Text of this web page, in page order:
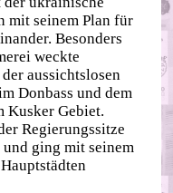
mit seinem Plan für
Besonders
weckte
aussichtslosen
Donbass und dem
Kusker Gebiet.
Regierungssitze
ging mit seinem